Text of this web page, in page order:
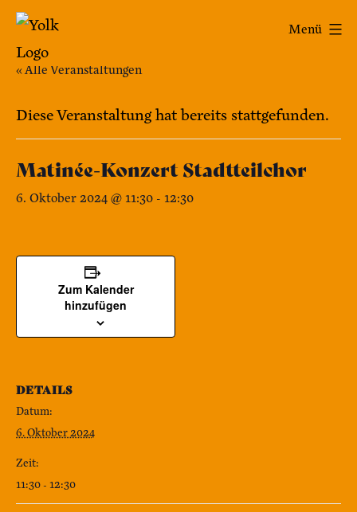
Zum
springen
Yolk
-
Café
im
Bennohaus
Menü
« Alle Veranstaltungen
Diese Veranstaltung hat bereits stattgefunden.
Matinée-Konzert Stadtteilchor
6. Oktober 2024 @ 11:30 - 12:30
Zum Kalender
hinzufügen
DETAILS
Datum:
6. Oktober 2024
Zeit:
11:30 - 12:30